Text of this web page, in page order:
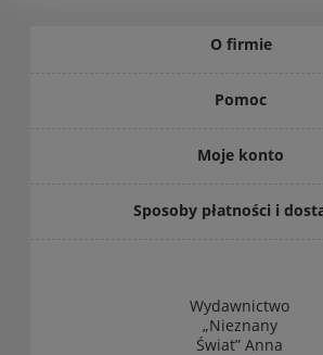
O firmie
Pomoc
Moje konto
Sposoby płatności i
Wydawnictwo
„Nieznany
Świat” Anna